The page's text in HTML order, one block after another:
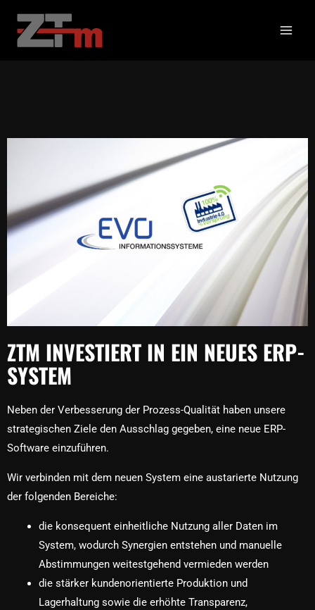
ZTM INVESTIERT IN EIN NEUES ERP-
SYSTEM
Neben der Verbesserung der Prozess-Qualität haben unsere
strategischen Ziele den Ausschlag gegeben, eine neue ERP-
Software einzuführen.
Wir verbinden mit dem neuen System eine austarierte Nutzung
der folgenden Bereiche:
die konsequent einheitliche Nutzung aller Daten im
System, wodurch Synergien entstehen und manuelle
Abstimmungen weitestgehend vermieden werden
die stärker kundenorientierte Produktion und
Lagerhaltung sowie die erhöhte Transparenz,